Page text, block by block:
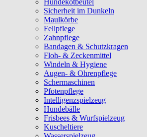
Hundekotbeutel
Sicherheit im Dunkeln
Maulkörbe
Fellpflege
Zahnpflege
Bandagen & Schutzkragen
Floh- & Zeckenmittel
Windeln & Hygiene
Augen- & Ohrenpflege
Schermaschinen
Pfotenpflege
Intelligenzspielzeug
Hundebälle
Frisbees & Wurfspielzeug
Kuscheltiere